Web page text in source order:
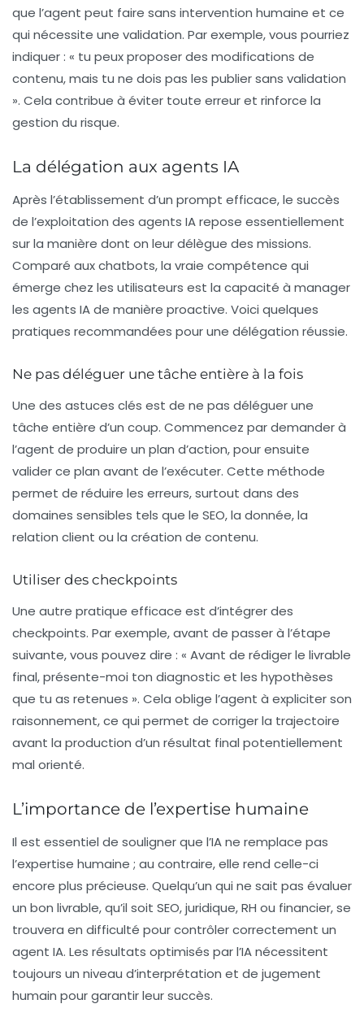
que l’agent peut faire sans intervention humaine et ce
qui nécessite une validation. Par exemple, vous pourriez
indiquer : « tu peux proposer des modifications de
contenu, mais tu ne dois pas les publier sans validation
». Cela contribue à éviter toute erreur et rinforce la
gestion du risque.
La délégation aux agents IA
Après l’établissement d’un prompt efficace, le succès
de l’exploitation des agents IA repose essentiellement
sur la manière dont on leur délègue des missions.
Comparé aux chatbots, la vraie compétence qui
émerge chez les utilisateurs est la capacité à manager
les agents IA de manière proactive. Voici quelques
pratiques recommandées pour une délégation réussie.
Ne pas déléguer une tâche entière à la fois
Une des astuces clés est de ne pas déléguer une
tâche entière d’un coup. Commencez par demander à
l’agent de produire un plan d’action, pour ensuite
valider ce plan avant de l’exécuter. Cette méthode
permet de réduire les erreurs, surtout dans des
domaines sensibles tels que le SEO, la donnée, la
relation client ou la création de contenu.
Utiliser des checkpoints
Une autre pratique efficace est d’intégrer des
checkpoints. Par exemple, avant de passer à l’étape
suivante, vous pouvez dire : « Avant de rédiger le livrable
final, présente-moi ton diagnostic et les hypothèses
que tu as retenues ». Cela oblige l’agent à expliciter son
raisonnement, ce qui permet de corriger la trajectoire
avant la production d’un résultat final potentiellement
mal orienté.
L’importance de l’expertise humaine
Il est essentiel de souligner que l’IA ne remplace pas
l’expertise humaine ; au contraire, elle rend celle-ci
encore plus précieuse. Quelqu’un qui ne sait pas évaluer
un bon livrable, qu’il soit SEO, juridique, RH ou financier, se
trouvera en difficulté pour contrôler correctement un
agent IA. Les résultats optimisés par l’IA nécessitent
toujours un niveau d’interprétation et de jugement
humain pour garantir leur succès.